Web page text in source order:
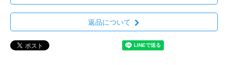
返品について